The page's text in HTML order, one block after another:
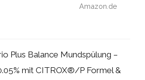
Amazon.de
Plus Balance Mundspülung –
mit CITROX®/P Formel &